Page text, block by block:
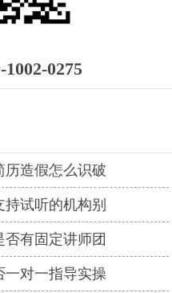
1002-0275
历造假怎么识破
试听的机构别
有固定讲师团
一对一指导实操